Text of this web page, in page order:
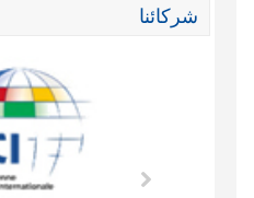
شركائنا